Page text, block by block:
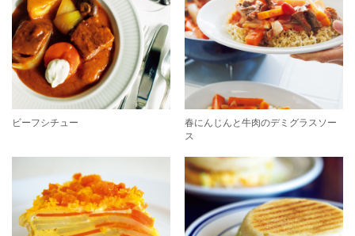
ビーフシチュー
春にんじんと牛肉のデミグラスソー
ス